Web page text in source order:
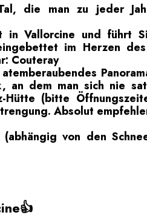
die man zu jeder
in Vallorcine und führt
im Herzen des
Couteray
an dem man sich nie
Hütte (bitte
Absolut
von den